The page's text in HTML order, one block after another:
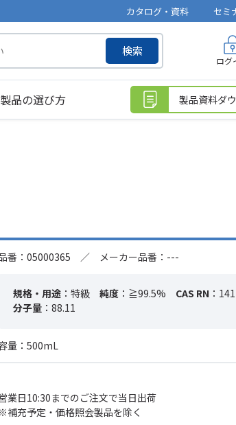
カタログ・資料 セミ
検索
ログ
製品の選び方 製品資料ダ
番：05000365 ／ メーカー品番：---
規格・用途 ：特級 純度 ：≧99.5% CAS RN ：
分子量 ：88.11
量：500mL
業日10:30までのご注文で当日出荷
※補充予定・価格照会製品を除く